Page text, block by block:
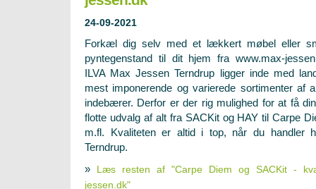
24-09-2021
Forkæl dig selv med et lækkert møbel eller
pyntegenstand til dit hjem fra www.max-
ILVA Max Jessen Terndrup ligger inde med
mest imponerende og varierede sortimenter af
indebærer. Derfor er der rig mulighed for at få
flotte udvalg af alt fra SACKit og HAY til Carpe
m.fl. Kvaliteten er altid i top, når du handler
Terndrup.
» Læs resten af "Carpe Diem og SACKit -
jessen.dk"